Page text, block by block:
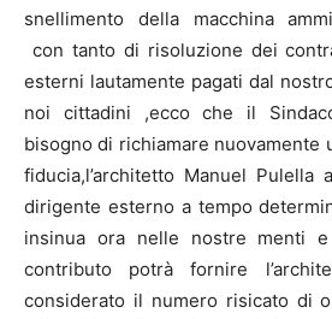
snellimento della macchina
con tanto di risoluzione dei
esterni lautamente pagati dal
noi cittadini ,ecco che il
bisogno di richiamare nuovamente
fiducia,l’architetto Manuel
dirigente esterno a tempo
insinua ora nelle nostre menti e
contributo potrà fornire
considerato il numero risicato di